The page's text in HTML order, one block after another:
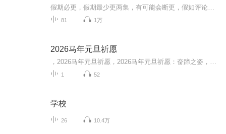
81 1万
2026马年元旦祈愿
1 52
学校
26 10.4万